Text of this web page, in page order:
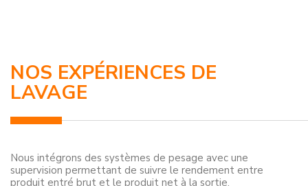
NOS EXPÉRIENCES DE
LAVAGE
Nous intégrons des systèmes de pesage avec une
supervision permettant de suivre le rendement entre
produit entré brut et le produit net à la sortie.